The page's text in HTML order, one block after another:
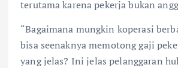
terutama karena pekerja bukan
“Bagaimana mungkin koperasi
bisa seenaknya memotong gaji
yang jelas? Ini jelas pelanggaran